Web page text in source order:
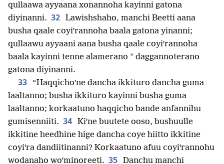
qullaawa ayyaana xonannoha kayinni gatona
diyinanni. 32 Lawishshaho, manchi Beetti aana
busha qaale coyiꞌrannoha baala gatona yinanni;
qullaawu ayyaani aana busha qaale coyiꞌrannoha
baala kayinni tenne alamerano * daggannoterano
gatona diyinanni.
33
“Haqqichoꞌne dancha ikkituro dancha guma
laaltanno; busha ikkituro kayinni busha guma
laaltanno; korkaatuno haqqicho bande anfannihu
gumisenniiti. 34 Kiꞌne buutete ooso, bushuulle
ikkitine heedhine hige dancha coye hiitto ikkitine
coyiꞌra dandiitinanni? Korkaatuno afuu coyiꞌrannohu
wodanaho woꞌminoreeti. 35 Danchu manchi